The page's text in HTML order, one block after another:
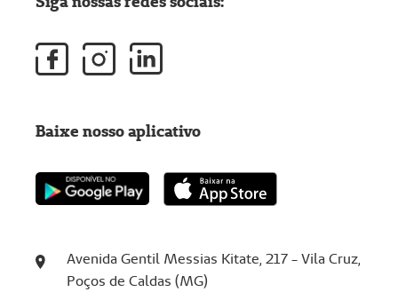
Avenida Gentil Messias Kitate, 217 - Vila Cruz,
Poços de Caldas (MG)
Baixe nosso aplicativo